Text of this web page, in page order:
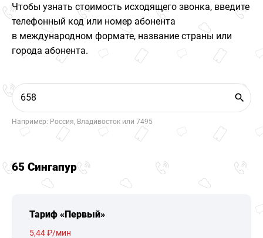
Чтобы узнать стоимость исходящего звонка, введите
телефонный код или номер абонента
в международном формате, название страны или
города абонента.
Например: Россия, Владивосток или 7495
65 Сингапур
Тариф «Первый»
5,44 ₽/мин